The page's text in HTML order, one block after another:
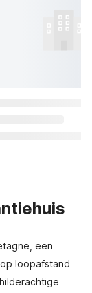
een
loopafstand